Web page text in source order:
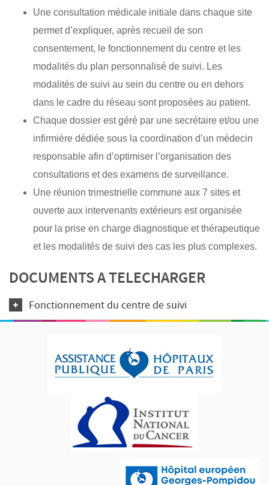
Une consultation médicale initiale dans chaque site
permet d’expliquer, après recueil de son
consentement, le fonctionnement du centre et les
modalités du plan personnalisé de suivi. Les
modalités de suivi au sein du centre ou en dehors
dans le cadre du réseau sont proposées au patient.
Chaque dossier est géré par une secrétaire et/ou une
infirmière dédiée sous la coordination d’un médecin
responsable afin d’optimiser l’organisation des
consultations et des examens de surveillance.
Une réunion trimestrielle commune aux 7 sites et
ouverte aux intervenants extérieurs est organisée
pour la prise en charge diagnostique et thérapeutique
et les modalités de suivi des cas les plus complexes.
DOCUMENTS A TELECHARGER
Fonctionnement du centre de suivi